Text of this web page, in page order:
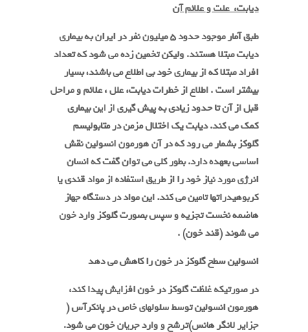
دیابت، علت و علائم آن
طبق آمار موجود حدود 5 میلیون نفر در ایران به بیماری
دیابت مبتلا هستند. ولیکن تخمین زده می شود که تعداد
افراد مبتلا که از بیماری خود بی اطلاع می باشند، بسیار
بیشتر است . اطلاع از خطرات دیابت، علل ، علائم و مراحل
قبل از آن تا حدود زیادی به پیش گیری از این بیماری
کمک می کند. دیابت یک اختلال مزمن در متابولیسم
گلوکز بشمار می رود که در آن هورمون انسولین نقش
اساسی بعهده دارد. بطور کلی می توان گفت که انسان
انرژی مورد نیاز خود را از طریق استفاده از مواد قندی یا
کربوهیدراتها تامین می کند. این مواد در دستگاه جهاز
هاضمه نخست تجزیه و سپس بصورت گلوکز وارد خون
می شوند (قند خون) .
انسولین سطح گلوکز در خون را کاهش می دهد
در صورتیکه غلظت گلوکز در خون افزایش پیدا کند،
هورمون انسولین توسط سلولهای خاص در پانکرآس (
جزایر لانگر هانس)ترشح و وارد جریان خون می شود.